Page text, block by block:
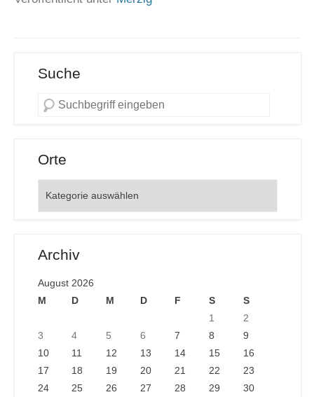
Suche
Orte
Archiv
August 2026
M
D M D F S
S
1
2
3
4 5 6 7 8
9
10
11 12 13 14 15
16
17
18 19 20 21 22
23
24
25 26 27 28 29 30